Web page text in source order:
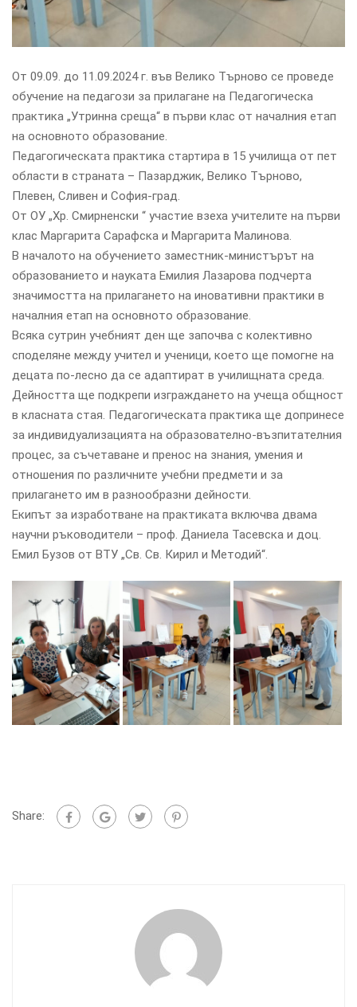
От 09.09. до 11.09.2024 г. във Велико Търново се проведе
обучение на педагози за прилагане на Педагогическа
практика „Утринна среща“ в първи клас от началния етап
на основното образование.
Педагогическата практика стартира в 15 училища от пет
области в страната – Пазарджик, Велико Търново,
Плевен, Сливен и София-град.
От ОУ „Хр. Смирненски “ участие взеха учителите на първи
клас Маргарита Сарафска и Маргарита Малинова.
В началото на обучението заместник-министърът на
образованието и науката Емилия Лазарова подчерта
значимостта на прилагането на иновативни практики в
началния етап на основното образование.
Всяка сутрин учебният ден ще започва с колективно
споделяне между учител и ученици, което ще помогне на
децата по-лесно да се адаптират в училищната среда.
Дейността ще подкрепи изграждането на учеща общност
в класната стая. Педагогическата практика ще допринесе
за индивидуализацията на образователно-възпитателния
процес, за съчетаване и пренос на знания, умения и
отношения по различните учебни предмети и за
прилагането им в разнообразни дейности.
Екипът за изработване на практиката включва двама
научни ръководители – проф. Даниела Тасевска и доц.
Емил Бузов от ВТУ „Св. Св. Кирил и Методий“.
Share: